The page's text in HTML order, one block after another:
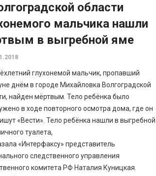
области
мальчика нашли
в выгребной яме
глухонемой мальчик, пропавший
днём в городе Михайловка Волгоградской
найден мёртвым. Тело ребёнка было
в ходе повторного осмотра дома, где он
«Вести». Тело ребёнка нашли в выгребной
туалета,
«Интерфаксу» представитель
следственного управления
комитета РФ Наталия Куницкая.